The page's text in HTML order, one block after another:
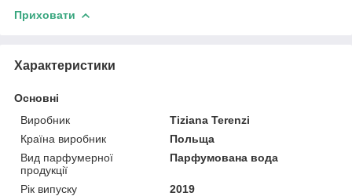
Приховати
Характеристики
Основні
Виробник
Tiziana Terenzi
Країна виробник
Польща
Вид парфумерної
продукції
Парфумована вода
Рік випуску
2019